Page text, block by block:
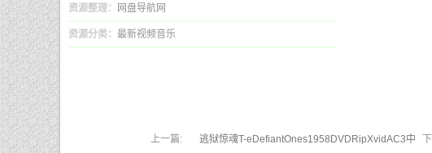
资源整理： 网盘导航网
资源分类： 最新视频音乐
上一篇:
逃狱惊魂T-eDefiantOnes1958DVDRipXvidAC3中